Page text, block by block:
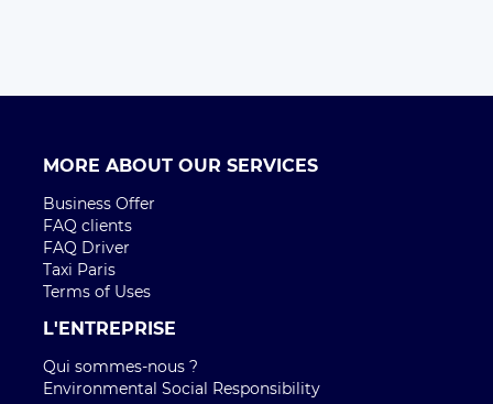
MORE ABOUT OUR SERVICES
Business Offer
FAQ clients
FAQ Driver
Taxi Paris
Terms of Uses
L'ENTREPRISE
Qui sommes-nous ?
Environmental Social Responsibility